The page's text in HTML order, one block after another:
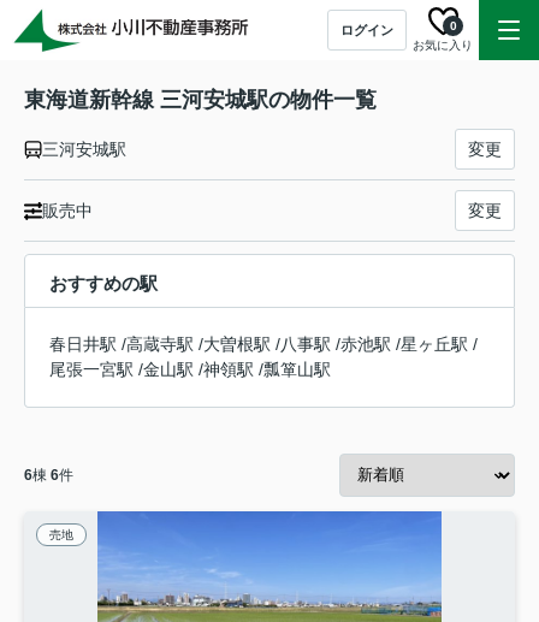
ログイン
お気に入り
0
東海道新幹線 三河安城駅の物件一覧
三河安城駅 変更
販売中 変更
おすすめの駅
春日井駅 /高蔵寺駅 /大曽根駅 /八事駅 /赤池駅 /星ヶ丘駅 /
尾張一宮駅 /金山駅 /神領駅 /瓢箪山駅
6棟 6件
売地